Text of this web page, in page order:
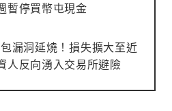
暫停買幣屯現金
漏洞延燒！損失擴大至近
人反向湧入交易所避險